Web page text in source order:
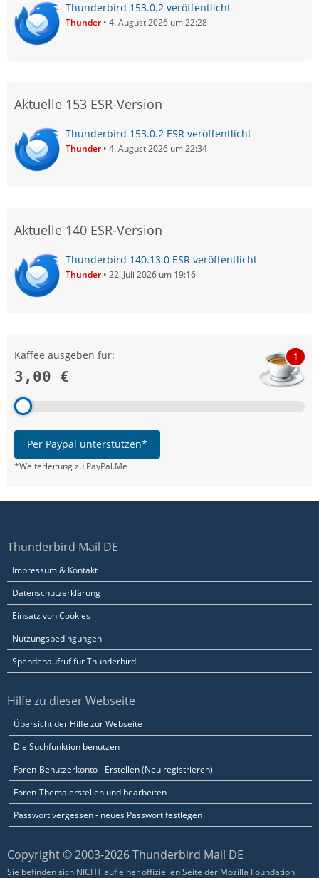
Thunderbird 153.0.2 veröffentlicht
Thunder 4. August 2026 um 22:28
Aktuelle 153 ESR-Version
Thunderbird 153.0.2 ESR veröffentlicht
Thunder 4. August 2026 um 22:34
Aktuelle 140 ESR-Version
Thunderbird 140.13.0 ESR veröffentlicht
Thunder 22. Juli 2026 um 19:16
Kaffee ausgeben für:
3,00 €
1
Per Paypal unterstützen*
*Weiterleitung zu PayPal.Me
Thunderbird Mail DE
Impressum & Kontakt
Datenschutzerklärung
Einsatz von Cookies
Nutzungsbedingungen
Spendenaufruf für Thunderbird
Hilfe zu dieser Webseite
Übersicht der Hilfe zur Webseite
Die Suchfunktion benutzen
Foren-Benutzerkonto - Erstellen (Neu registrieren)
Foren-Thema erstellen und bearbeiten
Passwort vergessen - neues Passwort festlegen
Copyright © 2003-2026 Thunderbird Mail DE
Sie befinden sich NICHT auf einer offiziellen Seite der Mozilla Foundation.